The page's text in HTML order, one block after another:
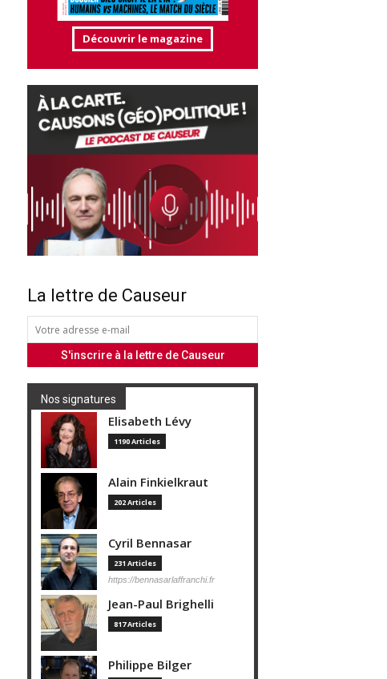
Découvrir le magazine
La lettre de Causeur
Nos signatures
Elisabeth Lévy
1190 Articles
Alain Finkielkraut
202 Articles
Cyril Bennasar
231 Articles
https://bennasarlaffranchi.fr
Jean-Paul Brighelli
817 Articles
Philippe Bilger